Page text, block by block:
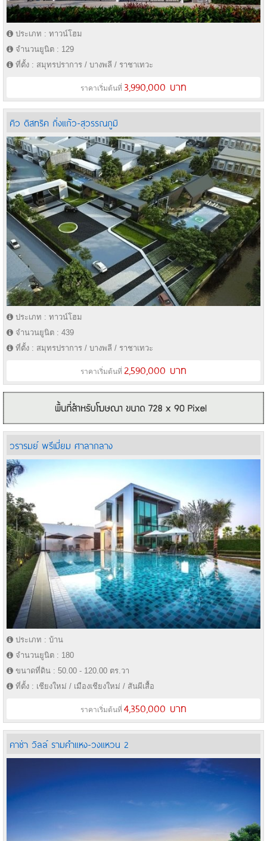
ประเภท : ทาวน์โฮม
จำนวนยูนิต : 129
ที่ตั้ง : สมุทรปราการ / บางพลี / ราชาเทวะ
ราคาเริ่มต้นที่ 3,990,000 บาท
คิว ดิสทริค กิ่งแก้ว-สุวรรณภูมิ
ประเภท : ทาวน์โฮม
จำนวนยูนิต : 439
ที่ตั้ง : สมุทรปราการ / บางพลี / ราชาเทวะ
ราคาเริ่มต้นที่ 2,590,000 บาท
วรารมย์ พรีเมี่ยม ศาลากลาง
ประเภท : บ้าน
จำนวนยูนิต : 180
ขนาดที่ดิน : 50.00 - 120.00 ตร.วา
ที่ตั้ง : เชียงใหม่ / เมืองเชียงใหม่ / สันผีเสื้อ
ราคาเริ่มต้นที่ 4,350,000 บาท
คาซ่า วิลล์ รามคำแหง-วงแหวน 2